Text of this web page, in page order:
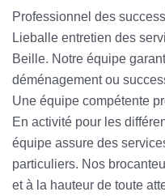
Professionnel des
Lieballe entretien des
Beille. Notre équipe
déménagement ou
Une équipe compétente
En activité pour les
équipe assure des
particuliers. Nos
et à la hauteur de toute